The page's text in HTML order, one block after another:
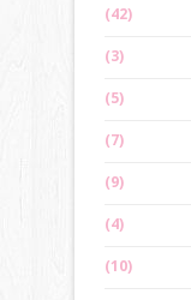
(42)
(3)
(5)
(7)
(9)
(4)
(10)